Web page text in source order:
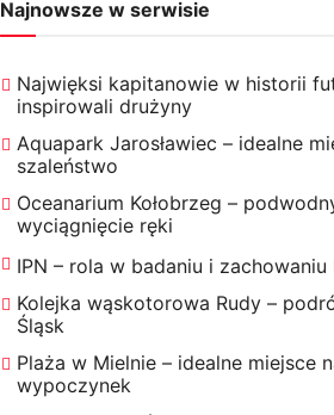
Najnowsze w serwisie
Najwięksi kapitanowie w historii
inspirowali drużyny
Aquapark Jarosławiec – idealne
szaleństwo
Oceanarium Kołobrzeg –
wyciągnięcie ręki
IPN – rola w badaniu i
Kolejka wąskotorowa Rudy –
Śląsk
Plaża w Mielnie – idealne miejsce
wypoczynek